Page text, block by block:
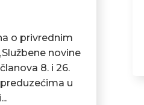
o privrednim
novine
članova 8. i 26.
u